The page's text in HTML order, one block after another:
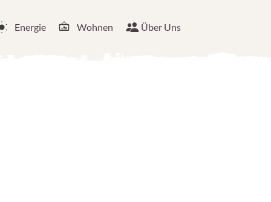
Energie Wohnen Über Uns